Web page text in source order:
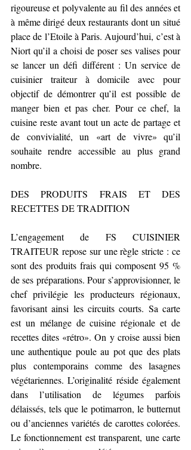
rigoureuse et polyvalente au fil des années et
à même dirigé deux restaurants dont un situé
place de l’Etoile à Paris. Aujourd’hui, c’est à
Niort qu’il a choisi de poser ses valises pour
se lancer un défi différent : Un service de
cuisinier traiteur à domicile avec pour
objectif de démontrer qu’il est possible de
manger bien et pas cher. Pour ce chef, la
cuisine reste avant tout un acte de partage et
de convivialité, un «art de vivre» qu’il
souhaite rendre accessible au plus grand
nombre.
DES PRODUITS FRAIS ET DES
RECETTES DE TRADITION
L’engagement de FS CUISINIER
TRAITEUR repose sur une règle stricte : ce
sont des produits frais qui composent 95 %
de ses préparations. Pour s’approvisionner, le
chef privilégie les producteurs régionaux,
favorisant ainsi les circuits courts. Sa carte
est un mélange de cuisine régionale et de
recettes dites «rétro». On y croise aussi bien
une authentique poule au pot que des plats
plus contemporains comme des lasagnes
végétariennes. L’originalité réside également
dans l’utilisation de légumes parfois
délaissés, tels que le potimarron, le butternut
ou d’anciennes variétés de carottes colorées.
Le fonctionnement est transparent, une carte